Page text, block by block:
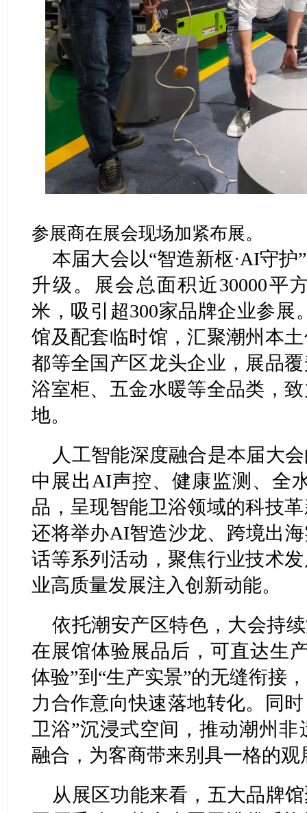
参展商在展会现场加紧布展。
本届大会以“智造新枢·AI守
升级。展会总面积近30000平
米，吸引超300家品牌企业参展
馆及配套临时馆，汇聚潮州本
都等全国产区龙头企业，展品
浴室柜、五金水暖等全品类，
地。
人工智能深度融合是本届大
中展出AI声控、健康监测、全
品，呈现智能卫浴领域的科技
还将举办AI智造沙龙、跨境出
话等系列活动，聚焦行业技术
业高质量发展注入创新动能。
依托潮安产区特色，大会持
在展馆体验展品后，可直达生
体验”到“生产实景”的无缝衔接
力合作意向快速落地转化。同
卫浴”沉浸式空间，推动潮州
融合，为客商带来别具一格的观
从展区功能来看，五大品牌